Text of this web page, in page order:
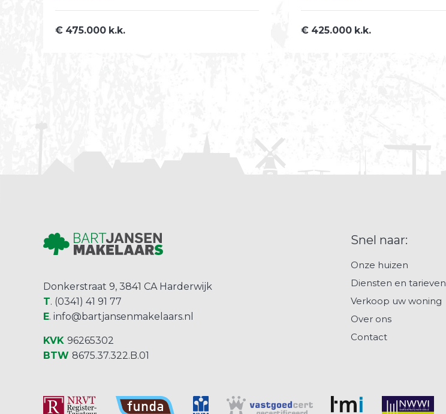
€ 475.000 k.k. € 425.000 k.k.
Donkerstraat 9, 3841 CA Harderwijk
T. (0341) 41 91 77
E. info@bartjansenmakelaars.nl
KVK 96265302
BTW 8675.37.322.B.01
Snel naar:
Onze huizen
Diensten en tarieven
Verkoop uw woning
Over ons
Contact